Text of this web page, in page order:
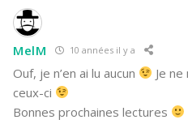
MelM 10 années il y a
Ouf, je n’en ai lu aucun
Je
ceux-ci
Bonnes prochaines lectures